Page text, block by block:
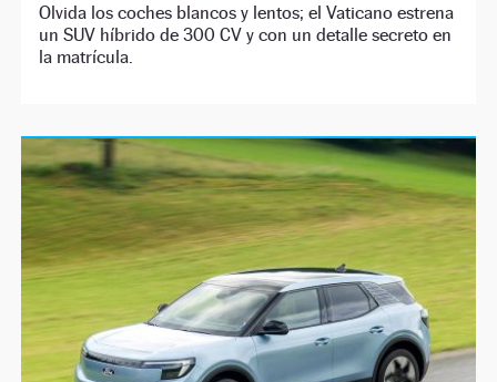
Olvida los coches blancos y lentos; el Vaticano estrena
un SUV híbrido de 300 CV y con un detalle secreto en
la matrícula.